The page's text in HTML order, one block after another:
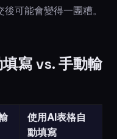
可能會變得一團糟。
寫 vs. 手動輸
使用AI表格自
動填寫